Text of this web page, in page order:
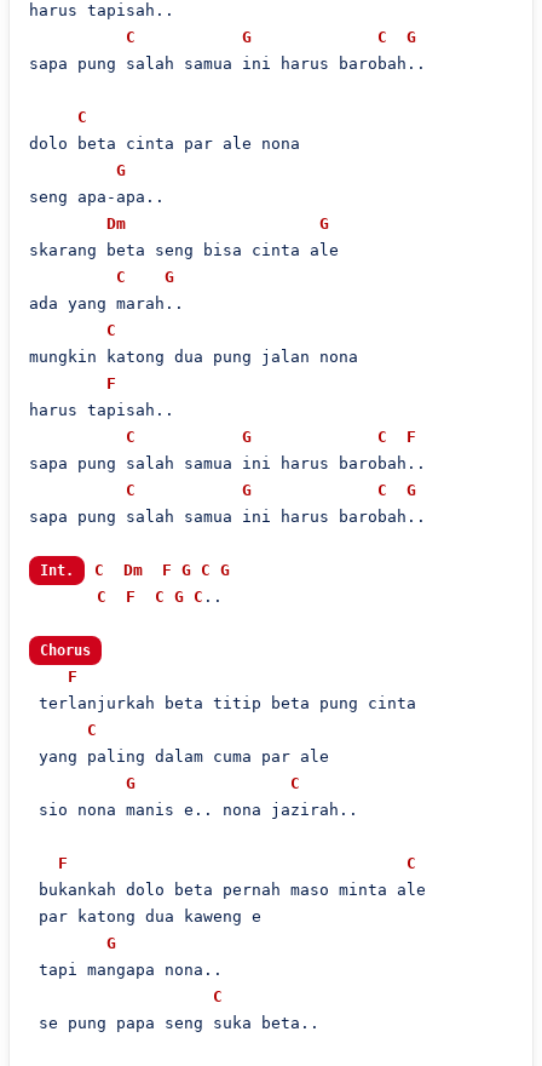
harus tapisah..
C
G C
G
sapa pung salah samua ini harus barobah..
C
dolo beta cinta par ale nona
G
seng apa-apa..
Dm
G
skarang beta seng bisa cinta ale
C
G
ada yang marah..
C
mungkin katong dua pung jalan nona
F
harus tapisah..
C
G C
F
sapa pung salah samua ini harus barobah..
C
G C
G
sapa pung salah samua ini harus barobah..
Int. C Dm F G C G
C
F C G C ..
Chorus
F
terlanjurkah beta titip beta pung cinta
C
yang paling dalam cuma par ale
G
C
sio nona manis e.. nona jazirah..
F
C
bukankah dolo beta pernah maso minta ale
par katong dua kaweng e
G
tapi mangapa nona..
C
se pung papa seng suka beta..